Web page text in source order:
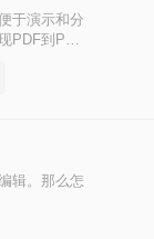
于演示和分
PDF到PPT
辑。那么怎